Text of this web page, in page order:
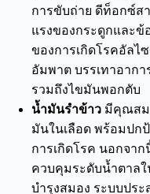
การขับถ่าย ดีท็อกซ์ส
แรงของกระดูกและข้
ของการเกิดโรคอัลไ
อัมพาต บรรเทาอาก
รวมถึงไขมันพอกตับ
น้ำมันรำข้าว มีคุณสม
มันในเลือด พร้อมปก
การเกิดโรค นอกจาก
ควบคุมระดับน้ำตาลใ
บำรุงสมอง ระบบประ